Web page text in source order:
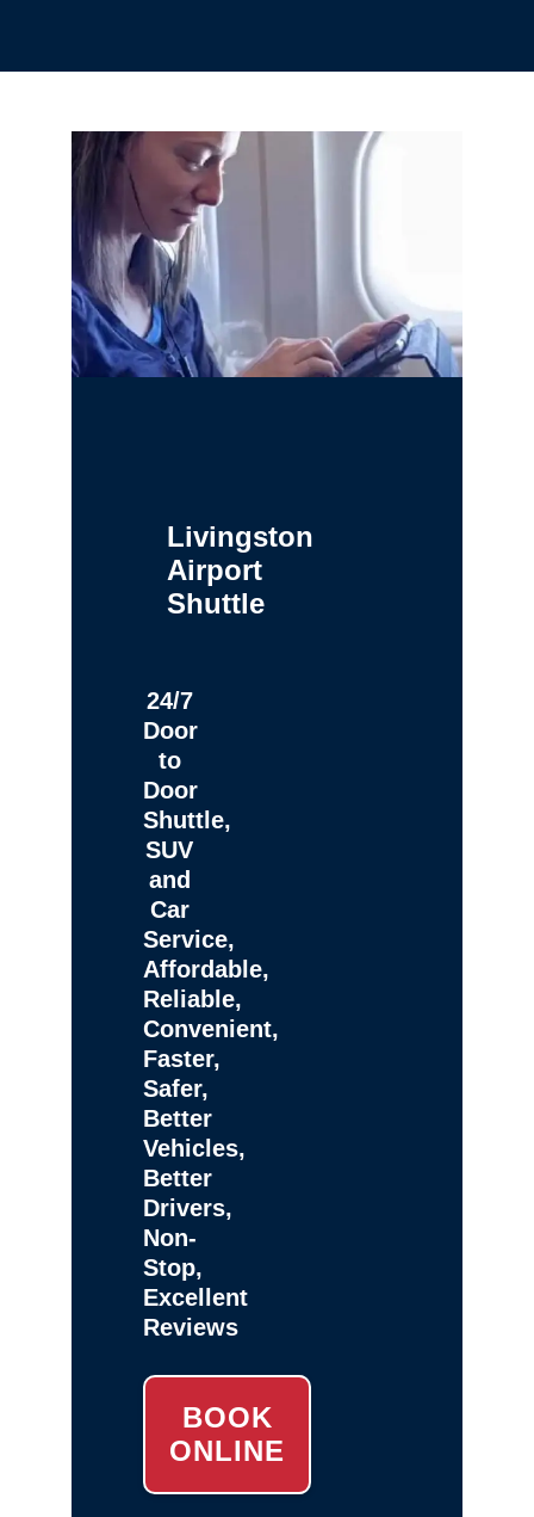
Livingston
Airport
Shuttle
24/7
Door
to
Door
Shuttle,
SUV
and
Car
Service,
Affordable,
Reliable,
Convenient,
Faster,
Safer,
Better
Vehicles,
Better
Drivers,
Non-
Stop,
Excellent
Reviews
BOOK
ONLINE